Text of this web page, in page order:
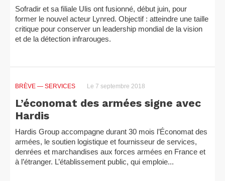
Sofradir et sa filiale Ulis ont fusionné, début juin, pour
former le nouvel acteur Lynred. Objectif : atteindre une taille
critique pour conserver un leadership mondial de la vision
et de la détection infrarouges.
BRÈVE — SERVICES Le 7 septembre 2018
L’économat des armées signe avec
Hardis
Hardis Group accompagne durant 30 mois l’Économat des
armées, le soutien logistique et fournisseur de services,
denrées et marchandises aux forces armées en France et
à l’étranger. L’établissement public, qui emploie...